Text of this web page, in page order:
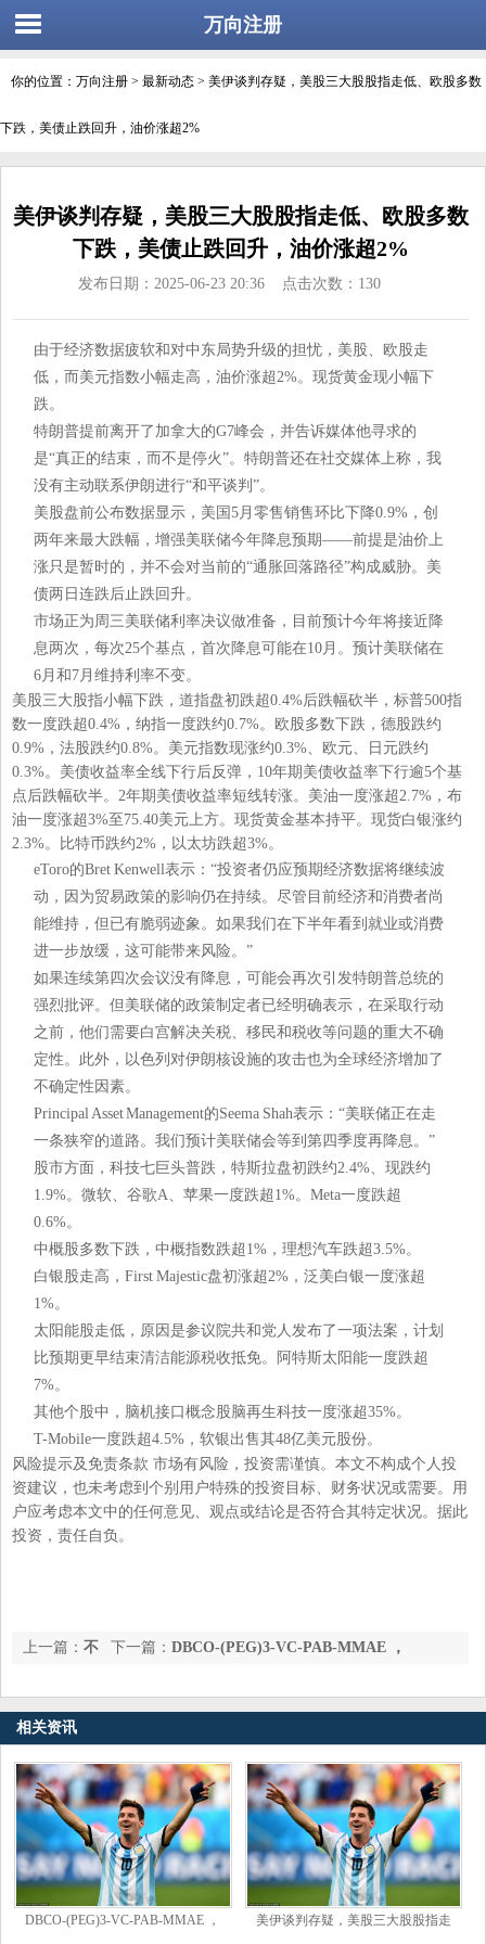
万向注册
你的位置： 万向注册 > 最新动态 > 美伊谈判存疑，美股三大股股指走低、欧股多数
下跌，美债止跌回升，油价涨超2%
美伊谈判存疑，美股三大股股指走低、欧股多数
下跌，美债止跌回升，油价涨超2%
发布日期：2025-06-23 20:36 点击次数：130
由于经济数据疲软和对中东局势升级的担忧，美股、欧股走
低，而美元指数小幅走高，油价涨超2%。现货黄金现小幅下
跌。
特朗普提前离开了加拿大的G7峰会，并告诉媒体他寻求的
是“真正的结束，而不是停火”。特朗普还在社交媒体上称，我
没有主动联系伊朗进行“和平谈判”。
美股盘前公布数据显示，美国5月零售销售环比下降0.9%，创
两年来最大跌幅，增强美联储今年降息预期——前提是油价上
涨只是暂时的，并不会对当前的“通胀回落路径”构成威胁。美
债两日连跌后止跌回升。
市场正为周三美联储利率决议做准备，目前预计今年将接近降
息两次，每次25个基点，首次降息可能在10月。预计美联储在
6月和7月维持利率不变。
美股三大股指小幅下跌，道指盘初跌超0.4%后跌幅砍半，标普500指
数一度跌超0.4%，纳指一度跌约0.7%。欧股多数下跌，德股跌约
0.9%，法股跌约0.8%。美元指数现涨约0.3%、欧元、日元跌约
0.3%。美债收益率全线下行后反弹，10年期美债收益率下行逾5个基
点后跌幅砍半。2年期美债收益率短线转涨。美油一度涨超2.7%，布
油一度涨超3%至75.40美元上方。现货黄金基本持平。现货白银涨约
2.3%。比特币跌约2%，以太坊跌超3%。
eToro的Bret Kenwell表示：“投资者仍应预期经济数据将继续波
动，因为贸易政策的影响仍在持续。尽管目前经济和消费者尚
能维持，但已有脆弱迹象。如果我们在下半年看到就业或消费
进一步放缓，这可能带来风险。”
如果连续第四次会议没有降息，可能会再次引发特朗普总统的
强烈批评。但美联储的政策制定者已经明确表示，在采取行动
之前，他们需要白宫解决关税、移民和税收等问题的重大不确
定性。此外，以色列对伊朗核设施的攻击也为全球经济增加了
不确定性因素。
Principal Asset Management的Seema Shah表示：“美联储正在走
一条狭窄的道路。我们预计美联储会等到第四季度再降息。”
股市方面，科技七巨头普跌，特斯拉盘初跌约2.4%、现跌约
1.9%。微软、谷歌A、苹果一度跌超1%。Meta一度跌超
0.6%。
中概股多数下跌，中概指数跌超1%，理想汽车跌超3.5%。
白银股走高，First Majestic盘初涨超2%，泛美白银一度涨超
1%。
太阳能股走低，原因是参议院共和党人发布了一项法案，计划
比预期更早结束清洁能源税收抵免。阿特斯太阳能一度跌超
7%。
其他个股中，脑机接口概念股脑再生科技一度涨超35%。
T-Mobile一度跌超4.5%，软银出售其48亿美元股份。
风险提示及免责条款 市场有风险，投资需谨慎。本文不构成个人投
资建议，也未考虑到个别用户特殊的投资目标、财务状况或需要。用
户应考虑本文中的任何意见、观点或结论是否符合其特定状况。据此
投资，责任自负。
下一篇： DBCO-(PEG)3-VC-PAB-MMAE ，
上一篇： 不
自己
相关资讯
DBCO-(PEG)3-VC-PAB-MMAE ，
美伊谈判存疑，美股三大股股指走